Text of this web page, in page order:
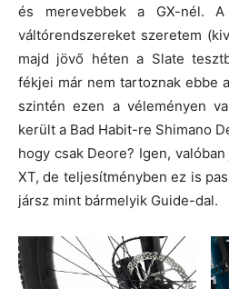
és merevebbek a GX-nél. A
váltórendszereket szeretem
majd jövő héten a Slate
fékjei már nem tartoznak ebbe
szintén ezen a véleményen
került a Bad Habit-re Shimano
hogy csak Deore? Igen,
XT, de teljesítményben ez is
jársz mint bármelyik Guide-dal.